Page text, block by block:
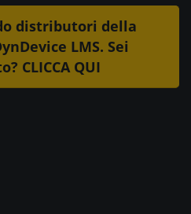
distributori della
LMS. Sei
CLICCA QUI